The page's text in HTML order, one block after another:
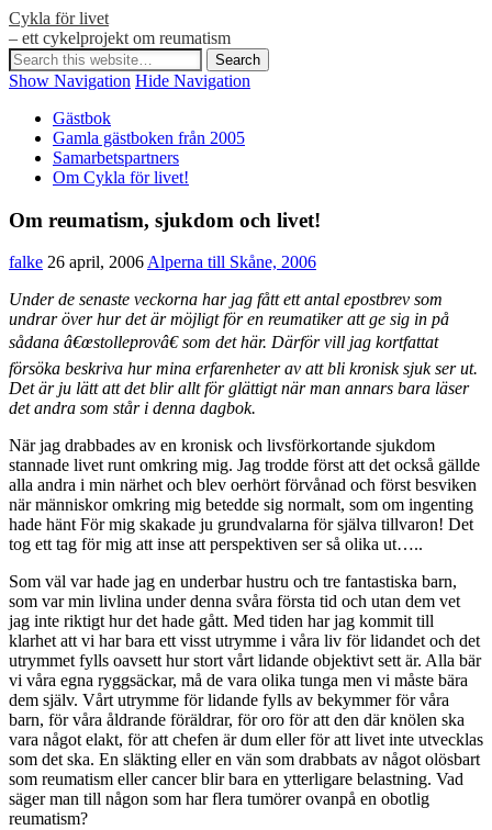
Cykla för livet
– ett cykelprojekt om reumatism
Show Navigation Hide Navigation
Gästbok
Gamla gästboken från 2005
Samarbetspartners
Om Cykla för livet!
Om reumatism, sjukdom och livet!
falke 26 april, 2006Alperna till Skåne, 2006
Under de senaste veckorna har jag fått ett antal epostbrev som
undrar över hur det är möjligt för en reumatiker att ge sig in på
sådana â€œstolleprovâ€ som det här. Därför vill jag kortfattat
försöka beskriva hur mina erfarenheter av att bli kronisk sjuk ser ut.
Det är ju lätt att det blir allt för glättigt när man annars bara läser
det andra som står i denna dagbok.
När jag drabbades av en kronisk och livsförkortande sjukdom
stannade livet runt omkring mig. Jag trodde först att det också gällde
alla andra i min närhet och blev oerhört förvånad och först besviken
när människor omkring mig betedde sig normalt, som om ingenting
hade hänt För mig skakade ju grundvalarna för själva tillvaron! Det
tog ett tag för mig att inse att perspektiven ser så olika ut…..
Som väl var hade jag en underbar hustru och tre fantastiska barn,
som var min livlina under denna svåra första tid och utan dem vet
jag inte riktigt hur det hade gått. Med tiden har jag kommit till
klarhet att vi har bara ett visst utrymme i våra liv för lidandet och det
utrymmet fylls oavsett hur stort vårt lidande objektivt sett är. Alla bär
vi våra egna ryggsäckar, må de vara olika tunga men vi måste bära
dem själv. Vårt utrymme för lidande fylls av bekymmer för våra
barn, för våra åldrande föräldrar, för oro för att den där knölen ska
vara något elakt, för att chefen är dum eller för att livet inte utvecklas
som det ska. En släkting eller en vän som drabbats av något olösbart
som reumatism eller cancer blir bara en ytterligare belastning. Vad
säger man till någon som har flera tumörer ovanpå en obotlig
reumatism?